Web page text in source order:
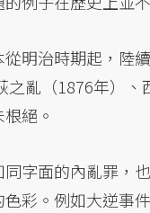
明治時期起，陸
之亂（1876年）
絕。
字面的內亂罪，
彩。例如大逆事